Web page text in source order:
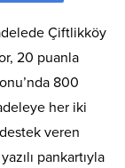
Çiftlikköy
20 puanla
800
her iki
veren
pankartıyla